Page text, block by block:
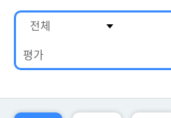
AI 데이터찾기
AI 허브소개